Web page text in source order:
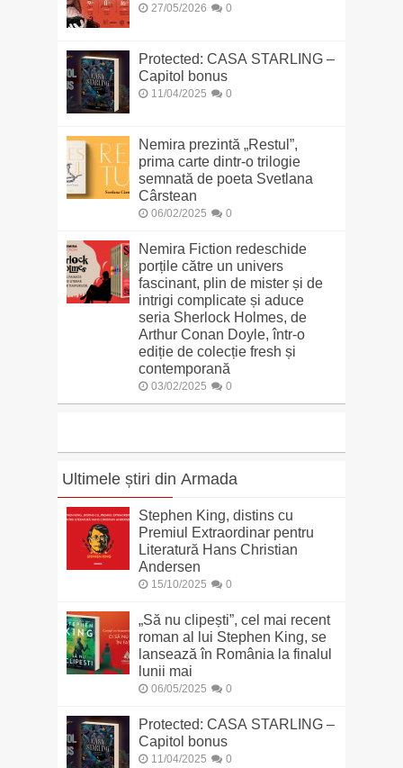
27/05/2026 0
Protected: CASA STARLING –
Capitol bonus
11/04/2025 0
Nemira prezintă „Restul”,
prima carte dintr-o trilogie
semnată de poeta Svetlana
Cârstean
06/02/2025 0
Nemira Fiction redeschide
porțile către un univers
fascinant, plin de mister și de
intrigi complicate și aduce
seria Sherlock Holmes, de
Arthur Conan Doyle, într-o
ediție de colecție fresh și
contemporană
03/02/2025 0
Ultimele știri din Armada
Stephen King, distins cu
Premiul Extraordinar pentru
Literatură Hans Christian
Andersen
15/10/2025 0
„Să nu clipești”, cel mai recent
roman al lui Stephen King, se
lansează în România la finalul
lunii mai
06/05/2025 0
Protected: CASA STARLING –
Capitol bonus
11/04/2025 0